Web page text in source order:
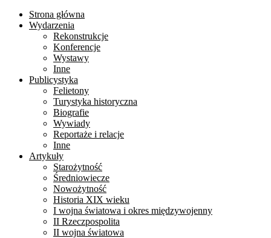
Strona główna
Wydarzenia
Rekonstrukcje
Konferencje
Wystawy
Inne
Publicystyka
Felietony
Turystyka historyczna
Biografie
Wywiady
Reportaże i relacje
Inne
Artykuły
Starożytność
Średniowiecze
Nowożytność
Historia XIX wieku
I wojna światowa i okres międzywojenny
II Rzeczpospolita
II wojna światowa